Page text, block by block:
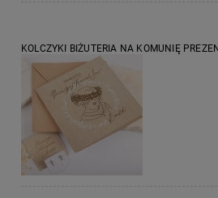
KOLCZYKI BIŻUTERIA NA KOMUNIĘ